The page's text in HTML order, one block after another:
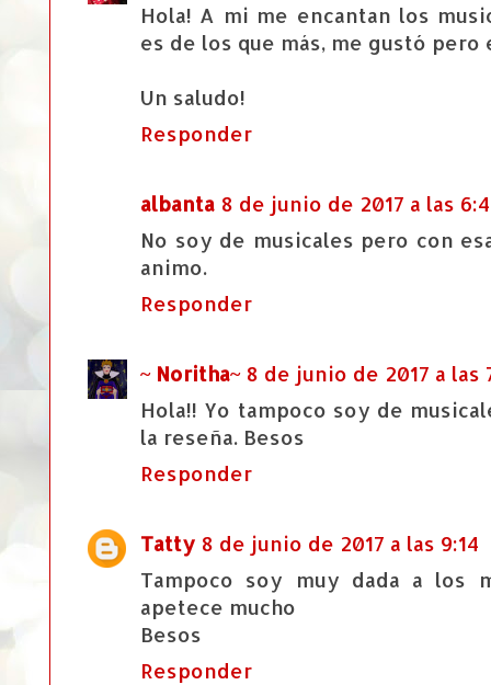
Hola! A mi me encantan los
es de los que más, me gustó pero
Un saludo!
Responder
albanta 8 de junio de 2017 a las
No soy de musicales pero con
animo.
Responder
~ Noritha~ 8 de junio de 2017 a las
Hola!! Yo tampoco soy de
la reseña. Besos
Responder
Tatty 8 de junio de 2017 a las 9:14
Tampoco soy muy dada a los
apetece mucho
Besos
Responder